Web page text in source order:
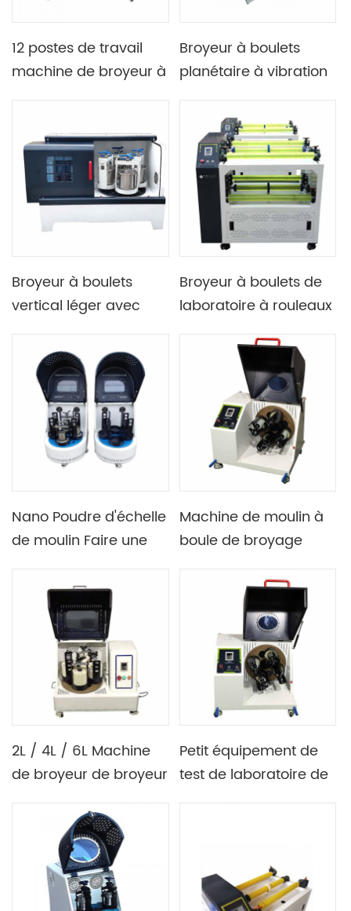
12 postes de travail
machine de broyeur à
Broyeur à boulets
planétaire à vibration
haute efficacité
Broyeur à boulets
vertical léger avec
pour la production de
masse
Broyeur à boulets de
laboratoire à rouleaux
travail pour la
production par lots
Nano Poudre d'échelle
de moulin Faire une
/ Nano broyage pour
Lab / petit moulin à
balle pour vendre
Machine de moulin à
boule de broyage
en poudre de
laboratoire
2L / 4L / 6L Machine
de broyeur de broyeur
verticale automatique
Petit équipement de
test de laboratoire de